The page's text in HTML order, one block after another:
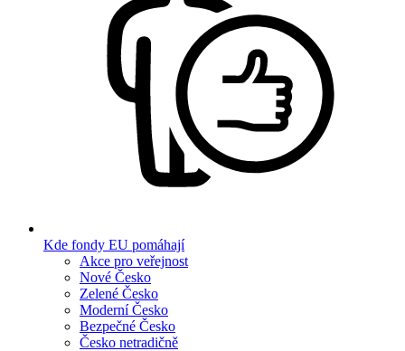
Kde fondy EU pomáhají
Akce pro veřejnost
Nové Česko
Zelené Česko
Moderní Česko
Bezpečné Česko
Česko netradičně